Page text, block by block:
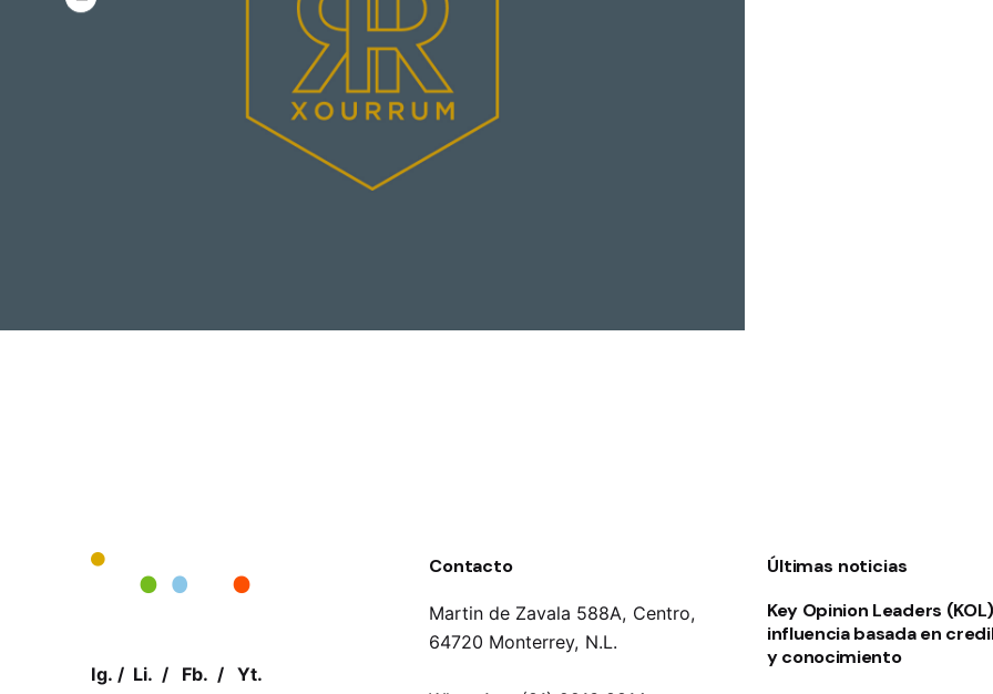
Ig. / Li. / Fb. / Yt.
Contacto
Martin de Zavala 588A, Centro,
64720 Monterrey, N.L.
Últimas noticias
Key Opinion Leaders
influencia basada en
y conocimiento